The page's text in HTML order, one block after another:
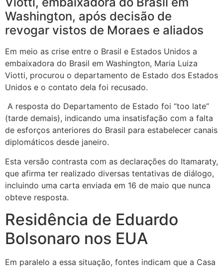
Washington, após decisão de
revogar vistos de Moraes e aliados
Em meio as crise entre o Brasil e Estados Unidos a
embaixadora do Brasil em Washington, Maria Luiza
Viotti, procurou o departamento de Estado dos Estados
Unidos e o contato dela foi recusado.
A resposta do Departamento de Estado foi “too late”
(tarde demais), indicando uma insatisfação com a falta
de esforços anteriores do Brasil para estabelecer canais
diplomáticos desde janeiro.
Esta versão contrasta com as declarações do Itamaraty,
que afirma ter realizado diversas tentativas de diálogo,
incluindo uma carta enviada em 16 de maio que nunca
obteve resposta.
Residência de Eduardo
Bolsonaro nos EUA
Em paralelo a essa situação, fontes indicam que a Casa